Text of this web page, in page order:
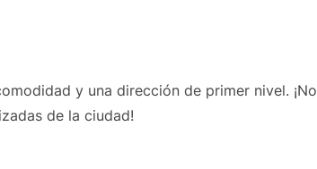
y una dirección de primer nivel. ¡No
de la ciudad!